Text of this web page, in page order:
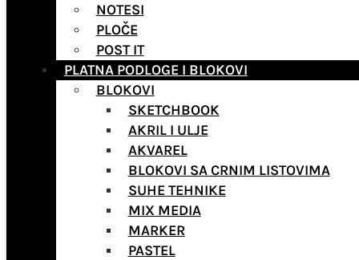
NOTESI
PLOČE
POST IT
PLATNA PODLOGE I BLOKOVI
BLOKOVI
SKETCHBOOK
AKRIL I ULJE
AKVAREL
BLOKOVI SA CRNIM LISTOVIMA
SUHE TEHNIKE
MIX MEDIA
MARKER
PASTEL